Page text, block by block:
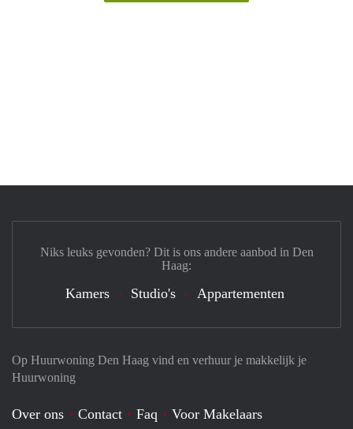
Op Huurwoning Den Haag vind en verhuur je makkelijk je
Huurwoning
Over ons Contact Faq Voor Makelaars
Niks leuks gevonden? Dit is ons andere aanbod in Den
Haag:
Kamers Studio's Appartementen